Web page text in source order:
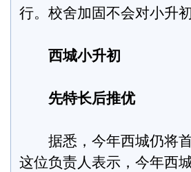
行。校舍加固不会对小升
西城小升初
先特长后推优
据悉，今年西城仍将首
这位负责人表示，今年西